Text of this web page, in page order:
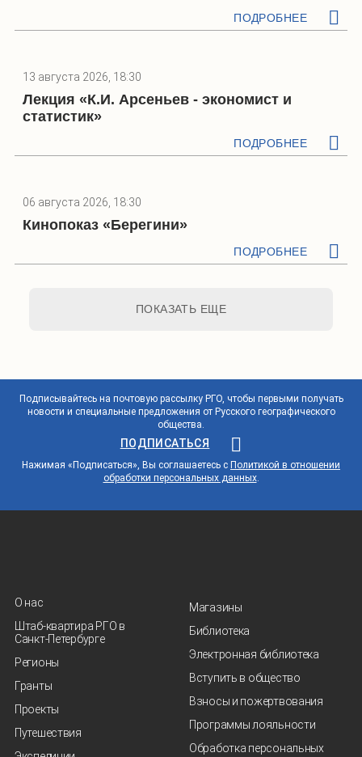
ПОДРОБНЕЕ
13 августа 2026, 18:30
Лекция «К.И. Арсеньев - экономист и
статистик»
ПОДРОБНЕЕ
06 августа 2026, 18:30
Кинопоказ «Берегини»
ПОДРОБНЕЕ
ПОКАЗАТЬ ЕЩЕ
Подписывайтесь на почтовую рассылку РГО, чтобы первыми получать
новости и специальные предложения от Русского географического
общества.
ПОДПИСАТЬСЯ
Нажимая «Подписаться», Вы соглашаетесь с Политикой в отношении
обработки персональных данных.
О нас
Штаб-квартира РГО в
Санкт‑Петербурге
Регионы
Гранты
Проекты
Путешествия
Магазины
Библиотека
Электронная библиотека
Вступить в общество
Взносы и пожертвования
Программы лояльности
Обработка персональных